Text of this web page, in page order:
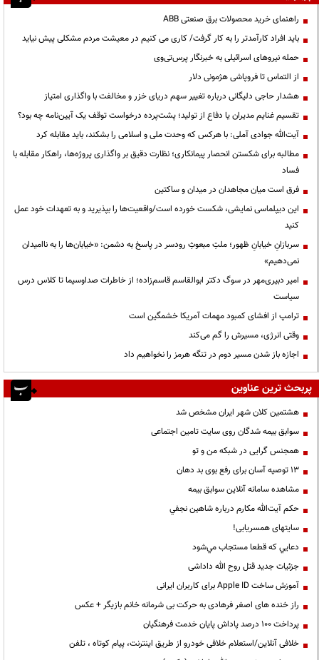
راهنمای خرید محصولات برق صنعتی ABB
باید افراد کارآمدتر را به کار گرفت/ کاری می کنیم در معیشت مردم مشکلی پیش نیاید
حمله نیروهای اسرائیلی به خبرنگار پرس‌تی‌وی
از التماس تا فروپاشی هژمونی دلار
هشدار حاجی دلیگانی درباره تغییر سهم دریای خزر و مخالفت با واگذاری امتیاز
تقسیم غنایم مدیران یا دفاع از تولید؛ پشت‌پرده درخواست توقف یک آیین‌نامه چه بود؟
آیت‌الله جوادی آملی: با هرکس که وحدت ملی و اسلامی را بشکند، باید مقابله کرد
مطالبه برای شکستن انحصار پیمانکاری؛ نظارت دقیق بر واگذاری پروژه‌ها، راهکار مقابله با
فساد
فرق است میان مجاهدان در میدان و ساکتین
این دیپلماسی نمایشی، شکست خورده است/واقعیت‌ها را بپذیرید و به تعهدات خود عمل
کنید
سربازانِ خیابانِ ظهور؛ ملتِ مبعوثِ رودسر در پاسخ به دشمن: «خیابان‌ها را به ناامیدان
نمی‌دهیم»
امیر دبیری‌مهر در سوگ دکتر ابوالقاسم قاسم‌زاده؛ از خاطرات صداوسیما تا کلاس درس
سیاست
ترامپ از افشای کمبود مهمات آمریکا خشمگین است
وقتی انرژی، مسیرش را گم می‌کند
اجازه باز شدن مسیر دوم در تنگه هرمز را نخواهیم داد
پربحث ترین عناوین
هشتمین کلان شهر ایران مشخص شد
سوابق بیمه شدگان روی سایت تامین اجتماعی
همجنس گرایی در شبکه من و تو
13 توصیه آسان برای رفع بوی بد دهان
مشاهده سامانه آنلاين سوابق بیمه
حكم آيت‌الله مكارم درباره شاهين نجفي
سایتهای همسریابی!
دعايي كه قطعا مستجاب مي‌شود
جزئیات جدید قتل روح الله داداشی
آموزش ساخت Apple ID برای کاربران ایرانی
راز خنده های اصغر فرهادی به حرکت بی شرمانه خانم بازیگر + عکس
پرداخت ۱۰۰ درصد پاداش پایان خدمت فرهنگیان
خلافی آنلاین/استعلام خلافی خودرو از طریق اینترنت، پیام کوتاه ، تلفن